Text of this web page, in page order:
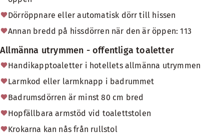
Dörröppnare eller automatisk dörr till hissen
Annan bredd på hissdörren när den är öppen: 113
Allmänna utrymmen - offentliga toaletter
Handikapptoaletter i hotellets allmänna utrymmen
Larmkod eller larmknapp i badrummet
Badrumsdörren är minst 80 cm bred
Hopfällbara armstöd vid toalettstolen
Krokarna kan nås från rullstol